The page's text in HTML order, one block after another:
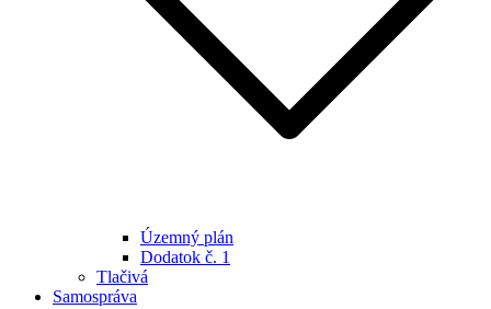
Územný plán
Dodatok č. 1
Tlačivá
Samospráva